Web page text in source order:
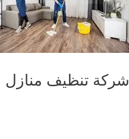
شركة تنظيف منازل